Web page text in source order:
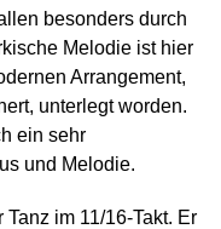
besonders durch
Melodie ist hier
Arrangement,
unterlegt worden.
ein sehr
und Melodie.
im 11/16-Takt. Er